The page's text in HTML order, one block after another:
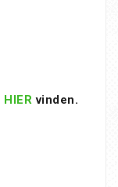
HIER vinden.